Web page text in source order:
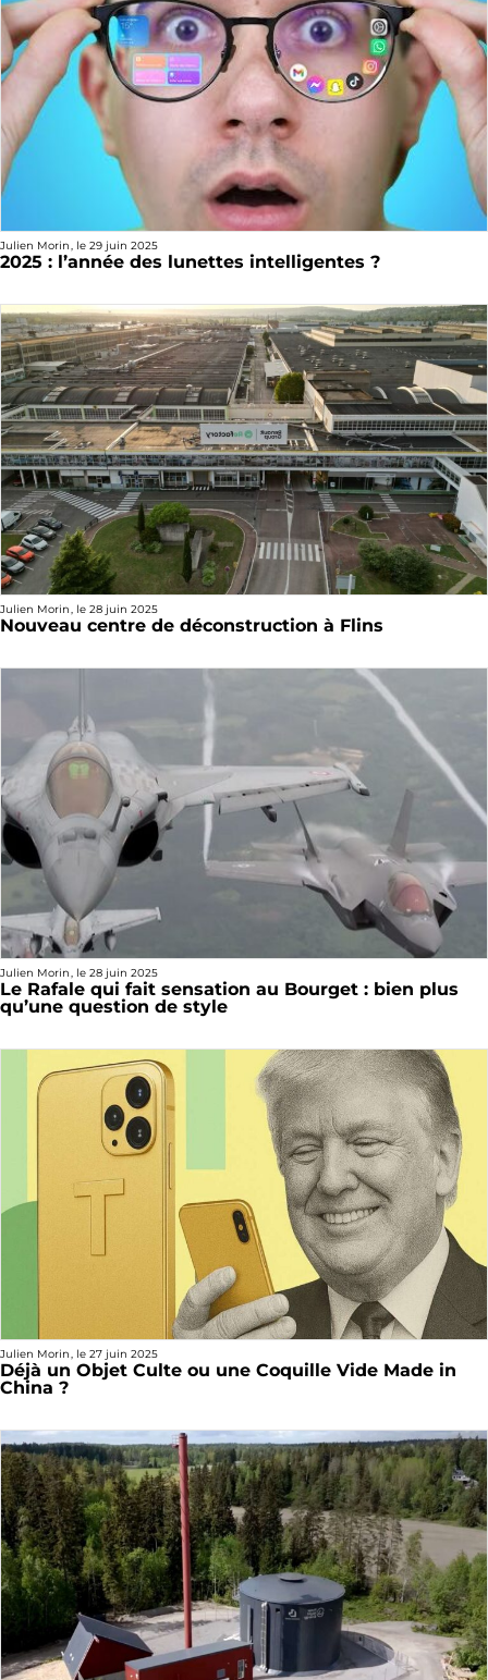
Julien Morin, le 29 juin 2025
2025 : l’année des lunettes intelligentes ?
Julien Morin, le 28 juin 2025
Nouveau centre de déconstruction à Flins
Julien Morin, le 28 juin 2025
Le Rafale qui fait sensation au Bourget : bien plus
qu’une question de style
Julien Morin, le 27 juin 2025
Déjà un Objet Culte ou une Coquille Vide Made in
China ?